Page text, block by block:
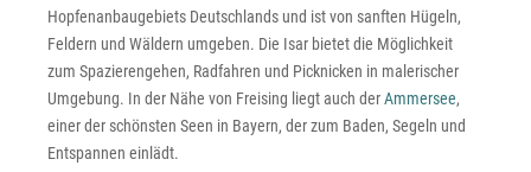
Hopfenanbaugebiets Deutschlands und ist von sanften Hügeln,
Feldern und Wäldern umgeben. Die Isar bietet die Möglichkeit
zum Spazierengehen, Radfahren und Picknicken in malerischer
Umgebung. In der Nähe von Freising liegt auch derAmmersee,
einer der schönsten Seen in Bayern, der zum Baden, Segeln und
Entspannen einlädt.